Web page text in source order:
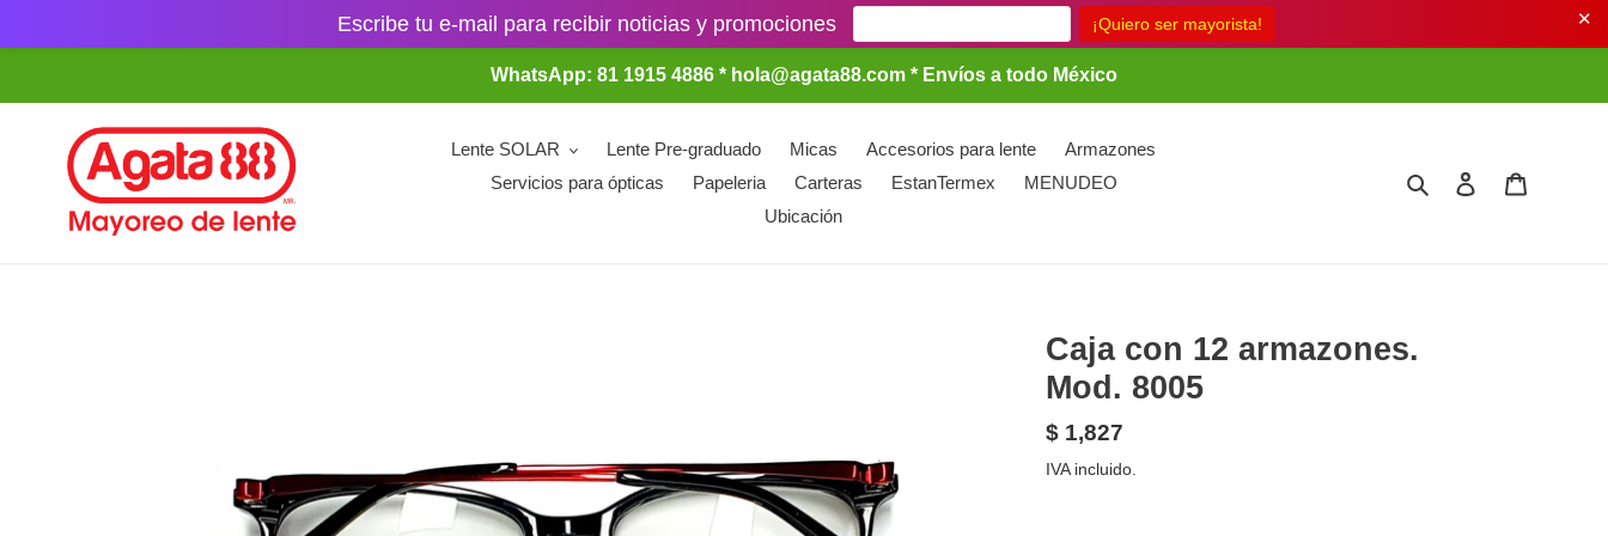
Escribe tu e-mail para recibir noticias y promociones ✕
contenido
WhatsApp: 81 1915 4886 * hola@agata88.com * Envíos a todo México
Lente SOLAR Lente Pre-graduado Micas Accesorios para lente
Armazones
Servicios para ópticas
Papeleria Carteras EstanTermex
MENUDEO
Ubicación
Buscar Ingresar
Caja con 12 armazones.
Mod. 8005
Precio
habitual
$ 1,827
IVA incluido.